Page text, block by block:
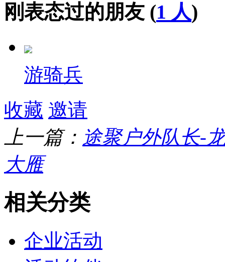
刚表态过的朋友 (1 人)
游骑兵
收藏 邀请
上一篇： 途聚户外队长-
大雁
相关分类
企业活动